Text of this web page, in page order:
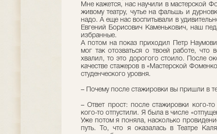
Мне кажется, нас научили в мастерской
живому театру, чутье на фальшь и
надо. А еще нас воспитывали в
Евгений Борисович Каменькович, наш
избранные.
А потом на показ приходил Петр
мог так отозваться о твоей работе,
хвалил, то это дорогого стоило. После
качестве стажеров в «Мастерской
студенческого уровня.
– Почему после стажировки вы пришли в
– Ответ прост: после стажировки кого-
кого-то отпустили. Я была в числе
Уже потом я поняла, насколько
путь. То, что я оказалась в Театре